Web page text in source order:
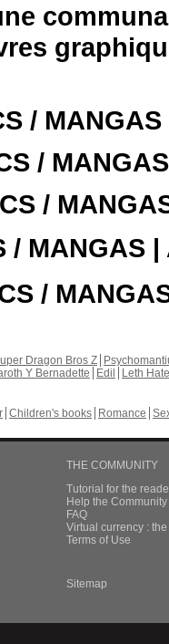
/
/
/
MANGAS |
/
Dragon Bros Z
Y Bernadette Edil
Leth Hate
Children's books Romance
THE COMMUNITY
Tutorial for the
Help the
FAQ
Virtual currency :
Terms of Use
Sitemap